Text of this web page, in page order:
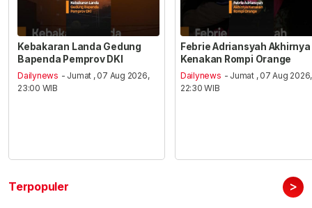
Kebakaran Landa Gedung
Bapenda Pemprov DKI
Dailynews - Jumat , 07 Aug 2026,
23:00 WIB
Febrie Adriansyah Akhirnya
Kenakan Rompi Orange
Dailynews - Jumat , 07 Aug 2026,
22:30 WIB
Terpopuler >